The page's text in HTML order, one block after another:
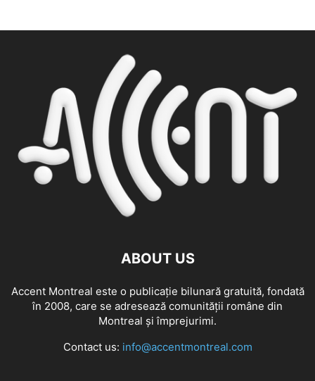
ABOUT US
Accent Montreal este o publicație bilunară gratuită, fondată
în 2008, care se adresează comunităţii române din
Montreal şi împrejurimi.
Contact us: info@accentmontreal.com